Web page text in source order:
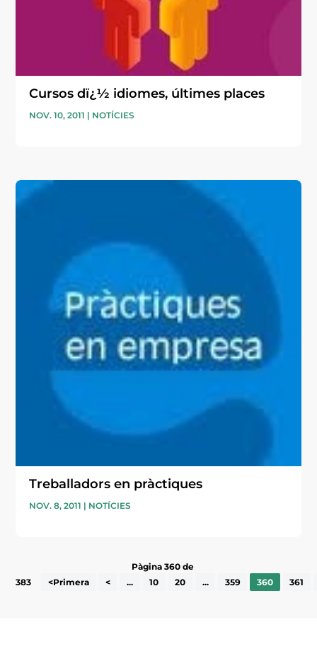
Cursos dï¿½ idiomes, últimes places
NOV. 10, 2011 | NOTÍCIES
Treballadors en pràctiques
NOV. 8, 2011 | NOTÍCIES
Pàgina 360 de
383
<Primera < ... 10 20 ... 359 360 361